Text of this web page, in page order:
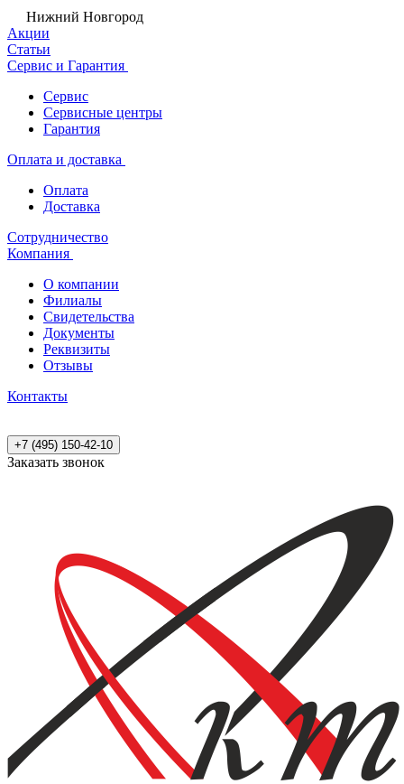
Нижний Новгород
Акции
Статьи
Сервис и Гарантия
Сервис
Сервисные центры
Гарантия
Оплата и доставка
Оплата
Доставка
Сотрудничество
Компания
О компании
Филиалы
Свидетельства
Документы
Реквизиты
Отзывы
Контакты
+7 (495) 150-42-10
Заказать звонок